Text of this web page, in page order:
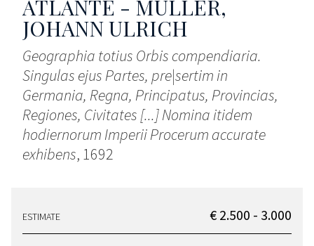
ATLANTE - MULLER,
JOHANN ULRICH
Geographia totius Orbis compendiaria.
Singulas ejus Partes, pre|sertim in
Germania, Regna, Principatus, Provincias,
Regiones, Civitates [...] Nomina itidem
hodiernorum Imperii Procerum accurate
exhibens, 1692
ESTIMATE € 2.500 - 3.000